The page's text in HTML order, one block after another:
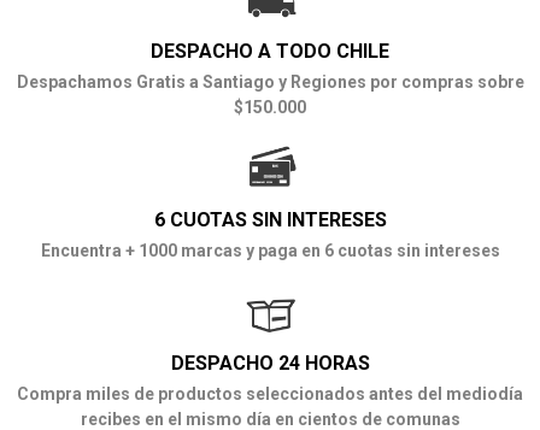
DESPACHO A TODO CHILE
Despachamos Gratis a Santiago y Regiones por compras sobre
$150.000
6 CUOTAS SIN INTERESES
Encuentra + 1000 marcas y paga en 6 cuotas sin intereses
DESPACHO 24 HORAS
Compra miles de productos seleccionados antes del mediodía
recibes en el mismo día en cientos de comunas